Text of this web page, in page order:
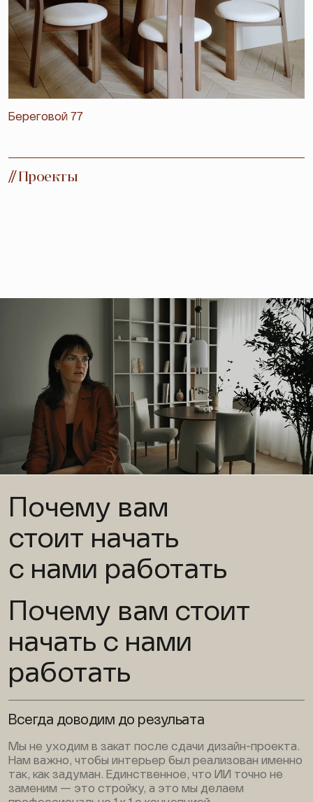
Береговой 77
// Проекты
Почему вам
стоит начать
с нами работать
Почему вам стоит
начать с нами
работать
Всегда доводим до резульата
Мы не уходим в закат после сдачи дизайн-проекта.
Нам важно, чтобы интерьер был реализован именно
так, как задуман. Единственное, что ИИ точно не
заменим — это стройку, а это мы делаем